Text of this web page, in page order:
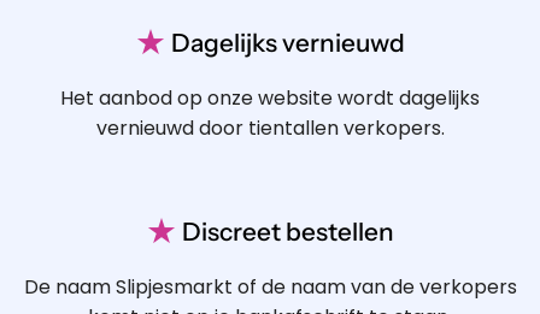
★ Dagelijks vernieuwd
Het aanbod op onze website wordt dagelijks
vernieuwd door tientallen verkopers.
★ Discreet bestellen
De naam Slipjesmarkt of de naam van de verkopers